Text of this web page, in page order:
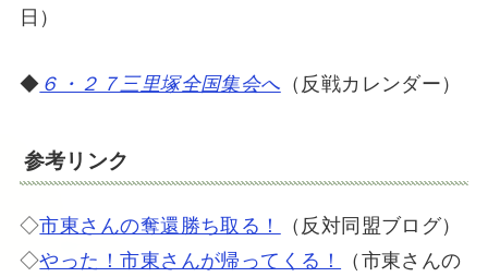
日）
◆ ６・２７三里塚全国集会へ （反戦カレンダー）
参考リンク
◇市東さんの奪還勝ち取る！
（反対同盟ブログ）
◇やった！市東さんが帰ってくる！
（市東さんの